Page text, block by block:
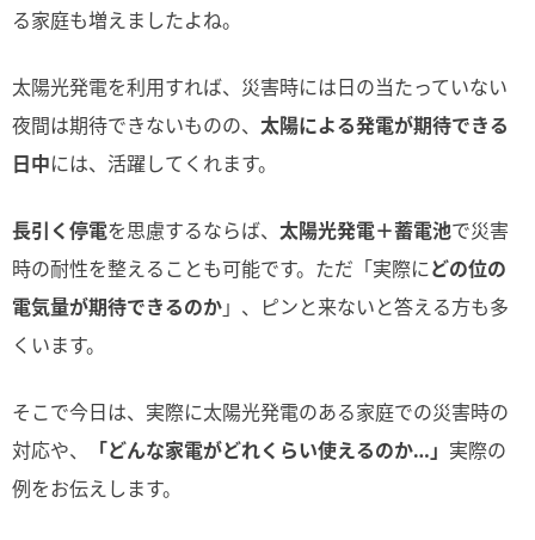
る家庭も増えましたよね。
太陽光発電を利用すれば、災害時には日の当たっていない
夜間は期待できないものの、 太陽による発電が期待できる
日中には、活躍してくれます。
長引く停電を思慮するならば、 太陽光発電＋蓄電池で災害
時の耐性を整えることも可能です。ただ「実際にどの位の
電気量が期待できるのか」、ピンと来ないと答える方も多
くいます。
そこで今日は、実際に太陽光発電のある家庭での災害時の
対応や、
「どんな家電がどれくらい使えるのか…」 実際の
例をお伝えします。